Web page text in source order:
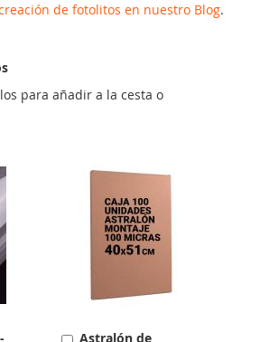
de fotolitos en nuestro Blog.
para añadir a la cesta o
Astralón de